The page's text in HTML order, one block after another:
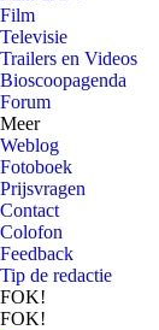
Film
Televisie
Trailers en Videos
Bioscoopagenda
Forum
Meer
Weblog
Fotoboek
Prijsvragen
Contact
Colofon
Feedback
Tip de redactie
FOK!
FOK!